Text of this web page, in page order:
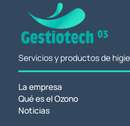
Servicios y productos de
La empresa
Qué es el Ozono
Noticias